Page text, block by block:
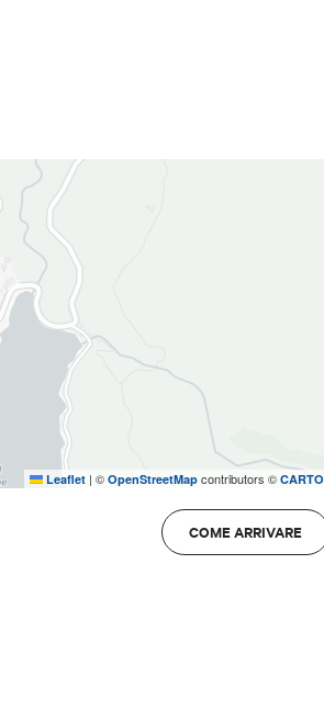
Leaflet | © OpenStreetMapcontributors © CARTO
COME ARRIVARE